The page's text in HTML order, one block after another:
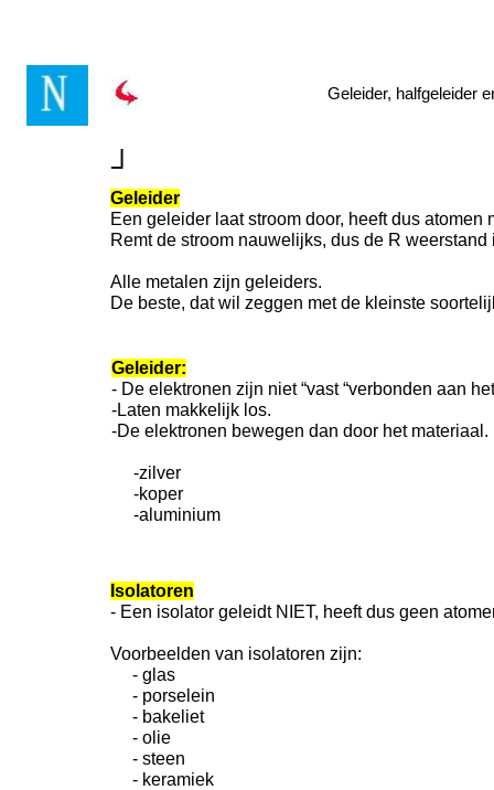
Geleider, halfgeleider
Geleider
Een geleider laat stroom door, heeft dus atomen
Remt de stroom nauwelijks, dus de R
Alle metalen zijn geleiders.
De beste, dat wil zeggen met de kleinste
┘
Geleider:
- De elektronen zijn niet “vast “verbonden aan
-Laten makkelijk los.
-De elektronen bewegen dan door het materiaal.
-zilver
-koper
-aluminium
Isolatoren
- Een isolator geleidt NIET, heeft dus geen
Voorbeelden van isolatoren zijn:
- glas
- porselein
- bakeliet
- olie
- steen
- keramiek